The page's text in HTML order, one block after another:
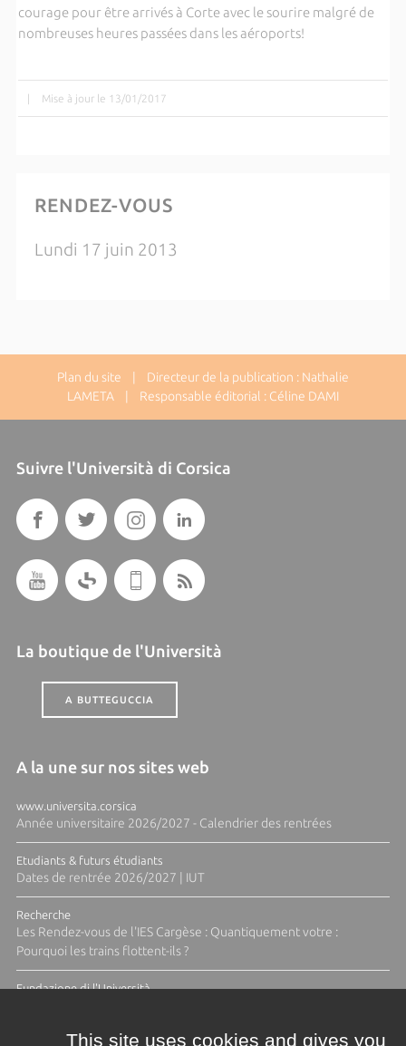
courage pour être arrivés à Corte avec le sourire malgré de
nombreuses heures passées dans les aéroports!
| Mise à jour le 13/01/2017
RENDEZ-VOUS
Lundi 17 juin 2013
Plan du site | Directeur de la publication : Nathalie
LAMETA | Responsable éditorial : Céline DAMI
Suivre l'Università di Corsica
La boutique de l'Università
A BUTTEGUCCIA
A la une sur nos sites web
www.universita.corsica
Année universitaire 2026/2027 - Calendrier des rentrées
Etudiants & futurs étudiants
Dates de rentrée 2026/2027 | IUT
Recherche
Les Rendez-vous de l'IES Cargèse : Quantiquement votre :
Pourquoi les trains flottent-ils ?
Fundazione di l'Università
This site uses cookies and gives you